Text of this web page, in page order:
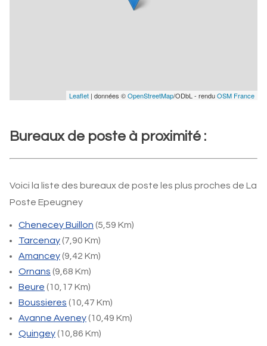
Leaflet | données ©OpenStreetMap/ODbL - renduOSM France
Bureaux de poste à proximité :
Voici la liste des bureaux de poste les plus proches de La
Poste Epeugney
Chenecey Buillon (5,59 Km)
Tarcenay(7,90 Km)
Amancey(9,42 Km)
Ornans (9,68 Km)
Beure (10,17 Km)
Boussieres (10,47 Km)
Avanne Aveney(10,49 Km)
Quingey(10,86 Km)